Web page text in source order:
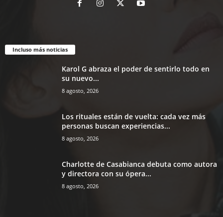
Incluso más noticias
Karol G abraza el poder de sentirlo todo en
su nuevo...
8 agosto, 2026
Los rituales están de vuelta: cada vez más
personas buscan experiencias...
8 agosto, 2026
Charlotte de Casabianca debuta como autora
y directora con su ópera...
8 agosto, 2026